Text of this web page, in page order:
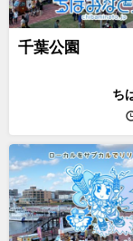
千葉公園
ち